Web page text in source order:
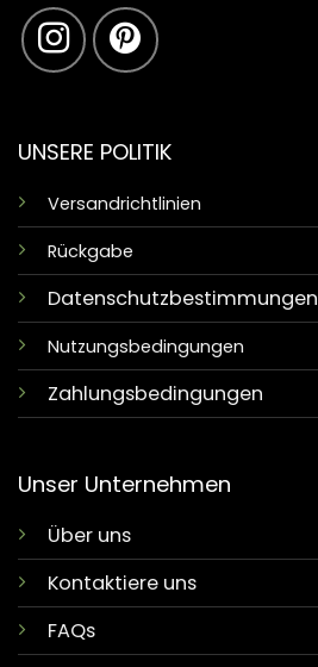
UNSERE POLITIK
Versandrichtlinien
Rückgabe
Datenschutzbestimmungen
Nutzungsbedingungen
Zahlungsbedingungen
Unser Unternehmen
Über uns
Kontaktiere uns
FAQs